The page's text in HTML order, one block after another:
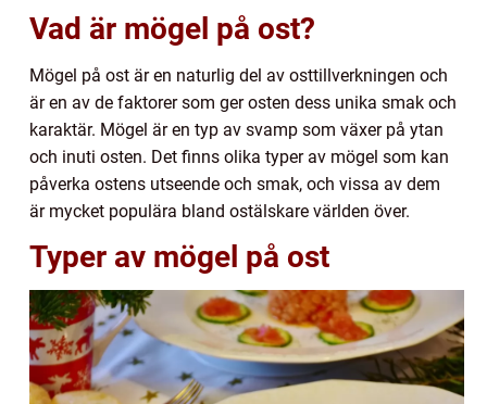
Vad är mögel på ost?
Mögel på ost är en naturlig del av osttillverkningen och
är en av de faktorer som ger osten dess unika smak och
karaktär. Mögel är en typ av svamp som växer på ytan
och inuti osten. Det finns olika typer av mögel som kan
påverka ostens utseende och smak, och vissa av dem
är mycket populära bland ostälskare världen över.
Typer av mögel på ost